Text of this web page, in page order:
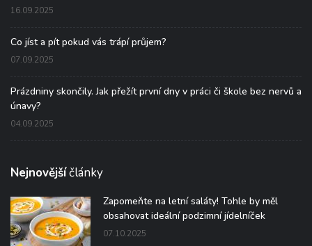
16.09.2025
Co jíst a pít pokud vás trápí průjem?
07.09.2025
Prázdniny skončily. Jak přežít první dny v práci či škole bez nervů a
únavy?
04.09.2025
Nejnovějšíčlánky
Zapomeňte na letní saláty! Tohle by měl
obsahovat ideální podzimní jídelníček
07.10.2025